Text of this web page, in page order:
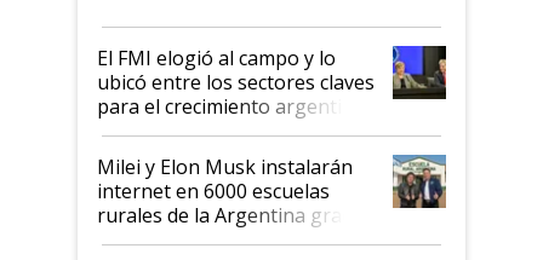
de Milei
El FMI elogió al campo y lo
ubicó entre los sectores claves
para el crecimiento argentino
Milei y Elon Musk instalarán
internet en 6000 escuelas
rurales de la Argentina gracias
a un acuerdo con Starlink